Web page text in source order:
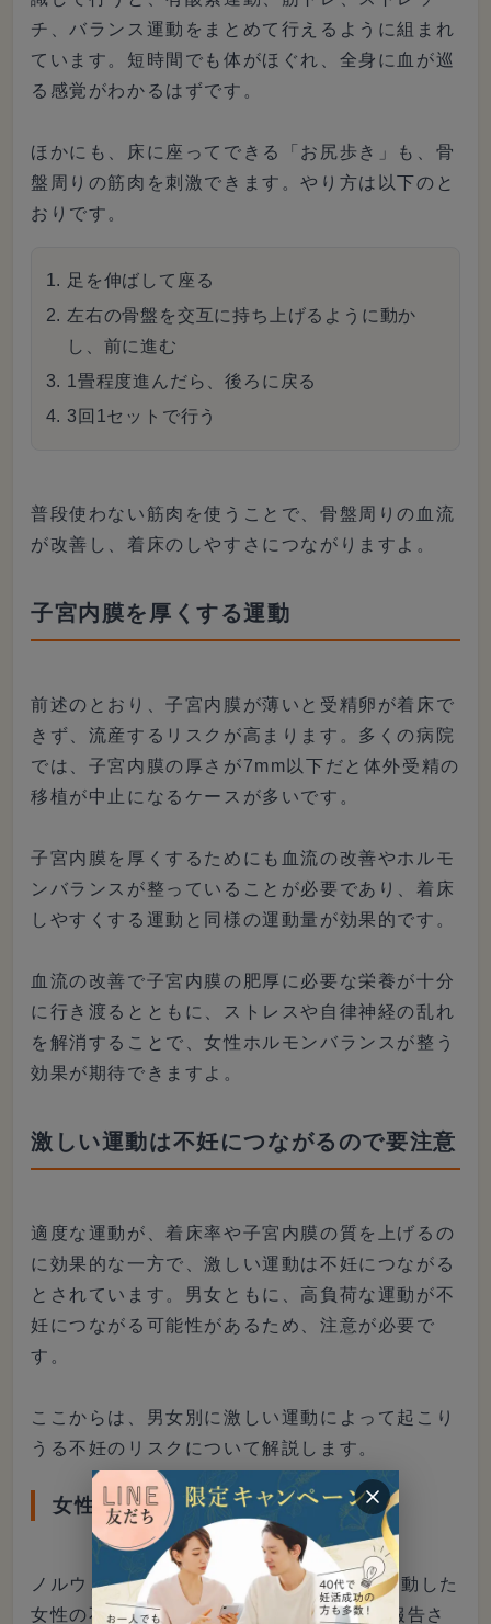
チ、バランス運動をまとめて行えるように組まれ
ています。短時間でも体がほぐれ、全身に血が巡
る感覚がわかるはずです。
ほかにも、床に座ってできる「お尻歩き」も、骨
盤周りの筋肉を刺激できます。やり方は以下のと
おりです。
足を伸ばして座る
左右の骨盤を交互に持ち上げるように動か
し、前に進む
1畳程度進んだら、後ろに戻る
3回1セットで行う
普段使わない筋肉を使うことで、骨盤周りの血流
が改善し、着床のしやすさにつながりますよ。
子宮内膜を厚くする運動
前述のとおり、子宮内膜が薄いと受精卵が着床で
きず、流産するリスクが高まります。多くの病院
では、子宮内膜の厚さが7mm以下だと体外受精の
移植が中止になるケースが多いです。
子宮内膜を厚くするためにも血流の改善やホルモ
ンバランスが整っていることが必要であり、着床
しやすくする運動と同様の運動量が効果的です。
血流の改善で子宮内膜の肥厚に必要な栄養が十分
に行き渡るとともに、ストレスや自律神経の乱れ
を解消することで、女性ホルモンバランスが整う
効果が期待できますよ。
激しい運動は不妊につながるので要注意
適度な運動が、着床率や子宮内膜の質を上げるの
に効果的な一方で、激しい運動は不妊につながる
とされています。男女ともに、高負荷な運動が不
妊につながる可能性があるため、注意が必要で
す。
ここからは、男女別に激しい運動によって起こり
うる不妊のリスクについて解説します。
女性の場合
ノルウェーの研究では、60分以上激しく運動した
女性の不妊のリスクが6.2倍に増加すると報告さ